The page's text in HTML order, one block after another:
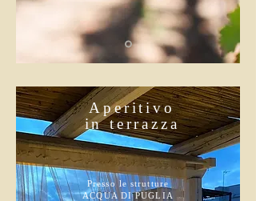
Aperitivo
in terrazza
Presso le strutture
ACQUA DI PUGLIA